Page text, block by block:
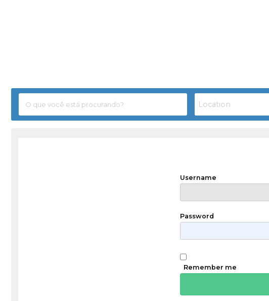
Username
Password
Remember me